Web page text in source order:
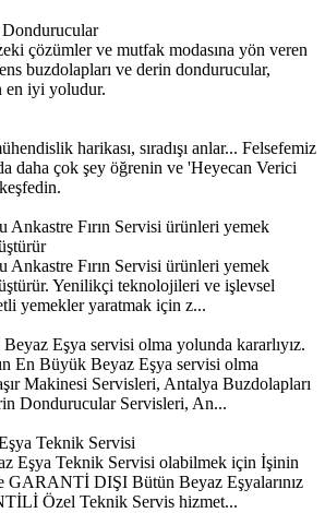
çözümler ve mutfak modasına yön veren
buzdolapları ve derin dondurucular,
en iyi yoludur.
harikası, sıradışı anlar... Felsefemiz
daha çok şey öğrenin ve 'Heyecan Verici
Ankastre Fırın Servisi ürünleri yemek
Ankastre Fırın Servisi ürünleri yemek
Yenilikçi teknolojileri ve işlevsel
yemekler yaratmak için z...
Eşya servisi olma yolunda kararlıyız.
En Büyük Beyaz Eşya servisi olma
Makinesi Servisleri, Antalya Buzdolapları
Dondurucular Servisleri, An...
Teknik Servisi
Eşya Teknik Servisi olabilmek için İşinin
GARANTİ DIŞI Bütün Beyaz Eşyalarınız
Özel Teknik Servis hizmet...